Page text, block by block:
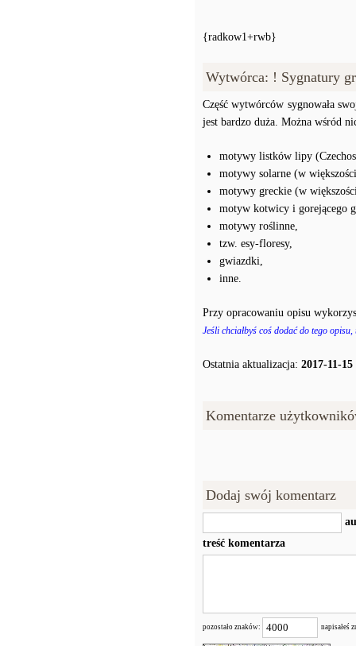
{radkow1+rwb}
Wytwórca: ! Sygnatury
Część wytwórców sygnowała
jest bardzo duża. Można wśród
motywy listków lipy
motywy solarne (w
motywy greckie (w
motyw kotwicy i gorejącego
motywy roślinne,
tzw. esy-floresy,
gwiazdki,
inne.
Przy opracowaniu opisu
Jeśli chciałbyś coś dodać do tego
Ostatnia aktualizacja: 2017-11-15
Komentarze
Dodaj swój komentarz
treść komentarza
pozostało znaków: napisałeś